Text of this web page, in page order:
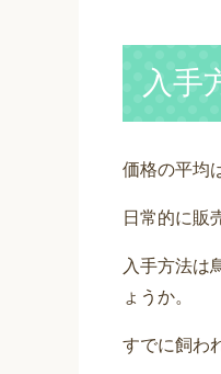
入手
価格の平均
日常的に販
入手方法は
ょうか。
すでに飼わ